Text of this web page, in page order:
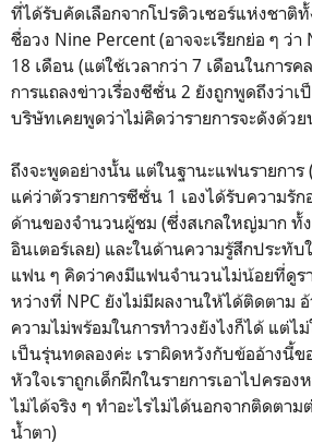
ที่ได้รับคัดเลือกจากโปรดิวเซอร์แห่งชาติ
ชื่อวง Nine Percent (อาจจะเรียกย่อ ๆ ว่า
18 เดือน (แต่ใช้เวลากว่า 7 เดือนในการ
การแถลงข่าวเรื่องซีซั่น 2 ยังถูกพูดถึงว่าเ
บริษัทเคยพูดว่าไม่คิดว่ารายการจะดังด้ว
ถึงจะพูดอย่างนั้น แต่ในฐานะแฟนรายการ
แค่ว่าตัวรายการซีซั่น 1 เองได้รับความรั
ด้านของจำนวนผู้ชม (ซึ่งสเกลใหญ่มาก
อินเตอร์เลย) และในด้านความรู้สึกประทับ
แฟน ๆ คิดว่าคงมีแฟนจำนวนไม่น้อยที่ดูร
หว่างที่ NPC ยังไม่มีผลงานให้ได้ติดตาม อ้
ความไม่พร้อมในการทำวงยังไงก็ได้ แต่ไ
เป็นรุ่นทดลองค่ะ เราผิดหวังกับข้ออ้างนี้
หัวใจเราถูกเด็กฝึกในรายการเอาไปครอ
ไม่ได้จริง ๆ ทำอะไรไม่ได้นอกจากติดตา
น้ำตา)